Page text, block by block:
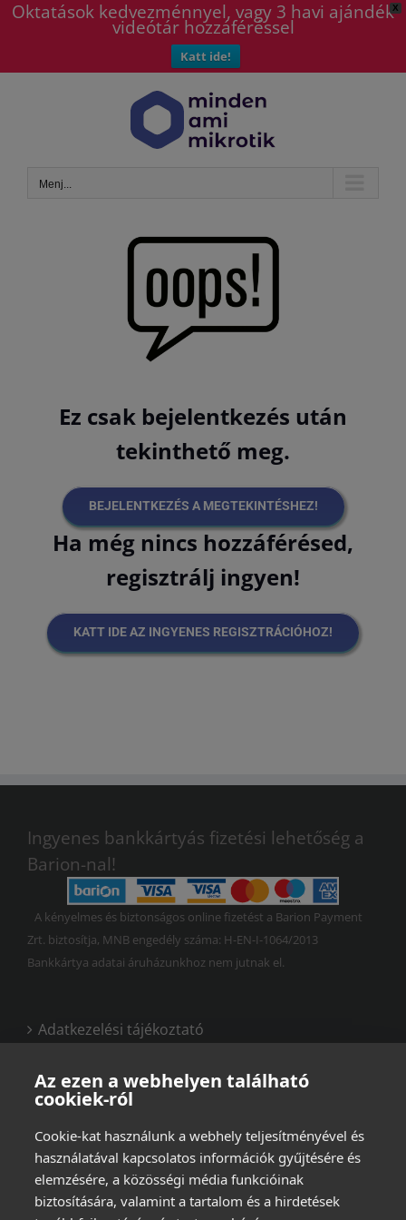
X
Oktatások kedvezménnyel, vagy 3 havi ajándék
videótár hozzáféréssel
Katt ide!
Menj...
Ez csak bejelentkezés után
tekinthető meg.
BEJELENTKEZÉS A MEGTEKINTÉSHEZ!
Ha még nincs hozzáférésed,
regisztrálj ingyen!
KATT IDE AZ INGYENES REGISZTRÁCIÓHOZ!
Ingyenes bankkártyás fizetési lehetőség a
Barion-nal!
A kényelmes és biztonságos online fizetést a Barion Payment
Zrt. biztosítja, MNB engedély száma: H-EN-I-1064/2013
Bankkártya adatai áruházunkhoz nem jutnak el.
Adatkezelési tájékoztató
Vásárlási és felhasználási feltételek
Az ezen a webhelyen található
cookiek-ról
Cookie-kat használunk a webhely teljesítményével és
használatával kapcsolatos információk gyűjtésére és
elemzésére, a közösségi média funkcióinak
biztosítására, valamint a tartalom és a hirdetések